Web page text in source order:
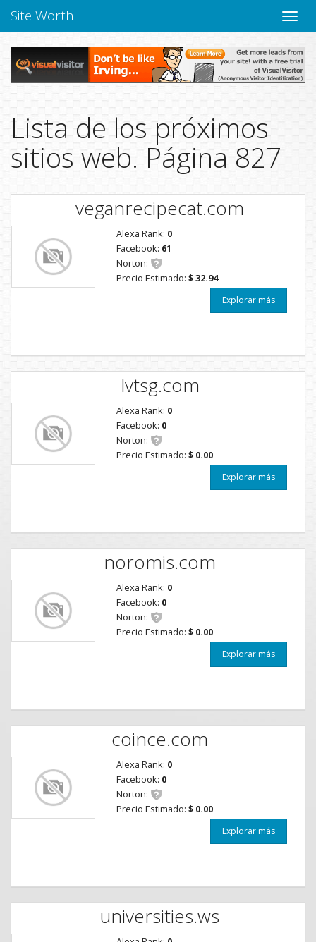
Site Worth
Lista de los próximos
sitios web. Página 827
veganrecipecat.com
Alexa Rank: 0
Facebook: 61
Norton:
Precio Estimado: $ 32.94
Explorar más
lvtsg.com
Alexa Rank: 0
Facebook: 0
Norton:
Precio Estimado: $ 0.00
Explorar más
noromis.com
Alexa Rank: 0
Facebook: 0
Norton:
Precio Estimado: $ 0.00
Explorar más
coince.com
Alexa Rank: 0
Facebook: 0
Norton:
Precio Estimado: $ 0.00
Explorar más
universities.ws